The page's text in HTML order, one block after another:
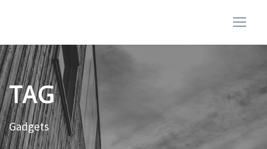
TAG
Gadgets